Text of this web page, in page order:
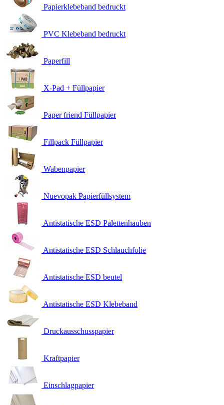
Papierklebeband bedruckt
PVC Klebeband bedruckt
Paperfill
X-Pad + Füllpapier
Paper friend Füllpapier
Fillpack Füllpapier
Wabenpapier
Nuevopak Papierfüllsystem
Antistatische ESD Palettenhauben
Antistatische ESD Schlauchfolie
Antistatische ESD beutel
Antistatische ESD Klebeband
Druckausschusspapier
Kraftpapier
Einschlagpapier